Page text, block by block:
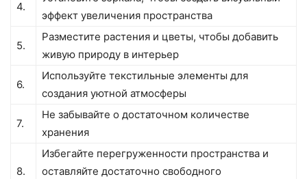
4.
эффект увеличения пространства
5.
Разместите растения и цветы, чтобы добавить
живую природу в интерьер
6.
Используйте текстильные элементы для
создания уютной атмосферы
7.
Не забывайте о достаточном количестве
хранения
8.
Избегайте перегруженности пространства и
оставляйте достаточно свободного